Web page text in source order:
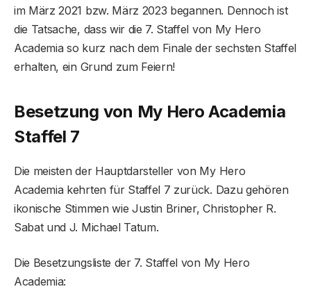
im März 2021 bzw. März 2023 begannen. Dennoch ist
die Tatsache, dass wir die 7. Staffel von My Hero
Academia so kurz nach dem Finale der sechsten Staffel
erhalten, ein Grund zum Feiern!
Besetzung von My Hero Academia
Staffel 7
Die meisten der Hauptdarsteller von My Hero
Academia kehrten für Staffel 7 zurück. Dazu gehören
ikonische Stimmen wie Justin Briner, Christopher R.
Sabat und J. Michael Tatum.
Die Besetzungsliste der 7. Staffel von My Hero
Academia: